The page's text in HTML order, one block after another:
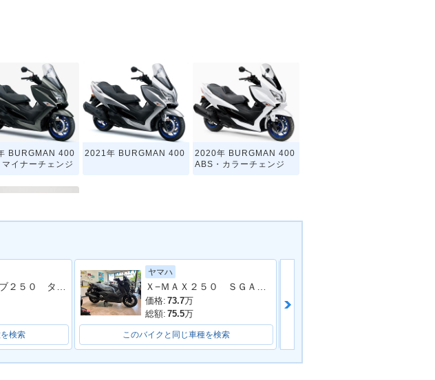
BURGMAN 400
イナーチェンジ
2021年 BURGMAN 400
2020年 BURGMAN 400
ABS・カラーチェンジ
検索
ヤマハ
価格: 73.7万
総額: 75.5万
このバイクと同じ車種を検索